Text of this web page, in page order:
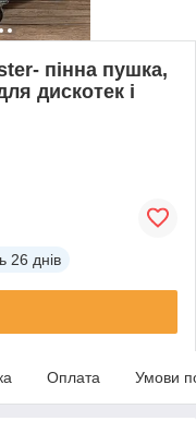
пінна пушка,
дискотек і
26 днів
Оплата Умови